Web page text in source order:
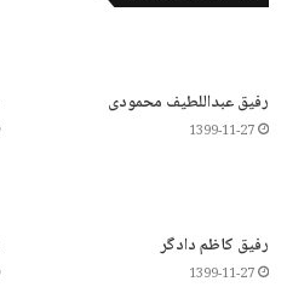
رفیق عبداللطیف محمودی
1399-11-27
رفیق کاظم دادگر
1399-11-27